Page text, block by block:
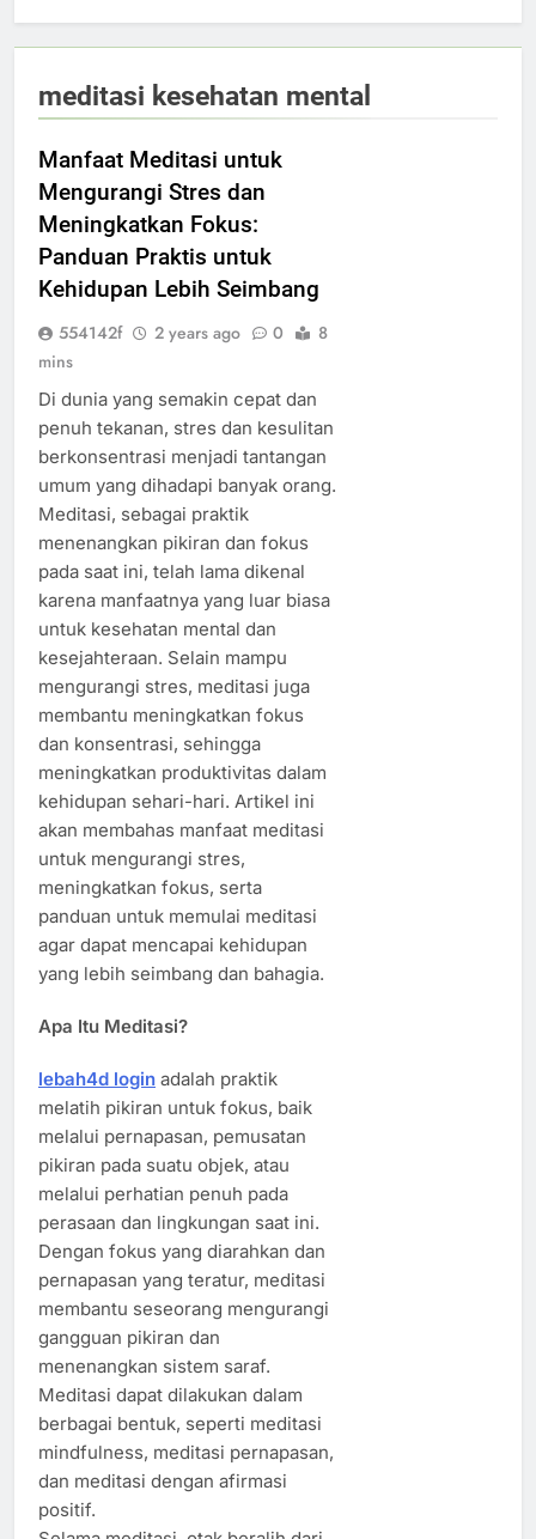
meditasi kesehatan mental
Manfaat Meditasi untuk
Mengurangi Stres dan
Meningkatkan Fokus:
Panduan Praktis untuk
Kehidupan Lebih Seimbang
554142f 2 years ago 0
8
mins
Di dunia yang semakin cepat dan
penuh tekanan, stres dan kesulitan
berkonsentrasi menjadi tantangan
umum yang dihadapi banyak orang.
Meditasi, sebagai praktik
menenangkan pikiran dan fokus
pada saat ini, telah lama dikenal
karena manfaatnya yang luar biasa
untuk kesehatan mental dan
kesejahteraan. Selain mampu
mengurangi stres, meditasi juga
membantu meningkatkan fokus
dan konsentrasi, sehingga
meningkatkan produktivitas dalam
kehidupan sehari-hari. Artikel ini
akan membahas manfaat meditasi
untuk mengurangi stres,
meningkatkan fokus, serta
panduan untuk memulai meditasi
agar dapat mencapai kehidupan
yang lebih seimbang dan bahagia.
Apa Itu Meditasi?
lebah4d login adalah praktik
melatih pikiran untuk fokus, baik
melalui pernapasan, pemusatan
pikiran pada suatu objek, atau
melalui perhatian penuh pada
perasaan dan lingkungan saat ini.
Dengan fokus yang diarahkan dan
pernapasan yang teratur, meditasi
membantu seseorang mengurangi
gangguan pikiran dan
menenangkan sistem saraf.
Meditasi dapat dilakukan dalam
berbagai bentuk, seperti meditasi
mindfulness, meditasi pernapasan,
dan meditasi dengan afirmasi
positif.